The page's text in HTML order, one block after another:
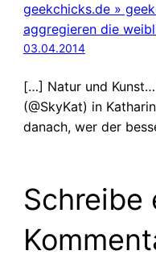
geekchicks.de »
aggregieren die
03.04.2014
[…] Natur und
(@SkyKat) in
danach, wer der
Schreibe